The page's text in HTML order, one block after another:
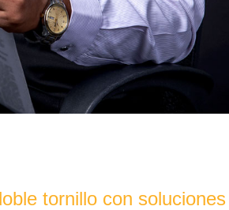
tornillo con soluciones